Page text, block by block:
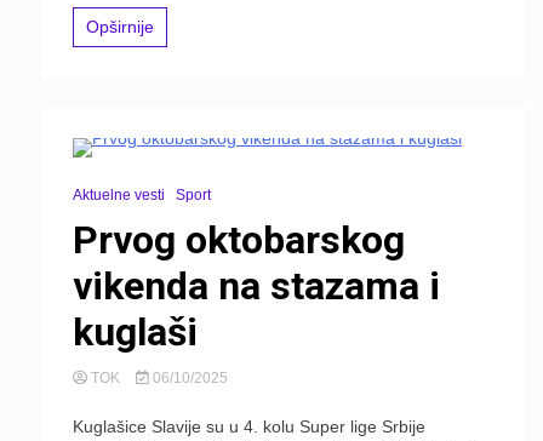
Opširnije
Aktuelne vesti Sport
Prvog oktobarskog
vikenda na stazama i
kuglaši
TOK 06/10/2025
Kuglašice Slavije su u 4. kolu Super lige Srbije